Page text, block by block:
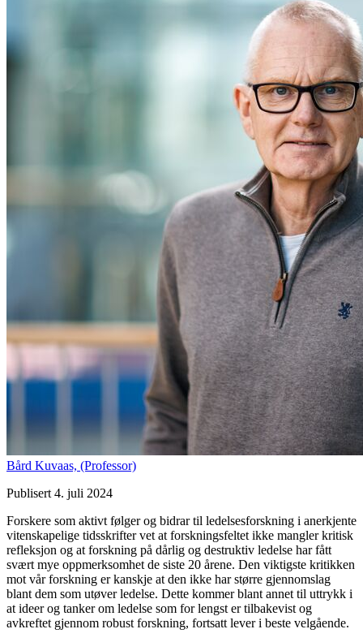
Bård Kuvaas, (Professor)
Publisert 4. juli 2024
Forskere som aktivt følger og bidrar til ledelsesforskning i anerkjente
vitenskapelige tidsskrifter vet at forskningsfeltet ikke mangler kritisk
refleksjon og at forskning på dårlig og destruktiv ledelse har fått
svært mye oppmerksomhet de siste 20 årene. Den viktigste kritikken
mot vår forskning er kanskje at den ikke har større gjennomslag
blant dem som utøver ledelse. Dette kommer blant annet til uttrykk i
at ideer og tanker om ledelse som for lengst er tilbakevist og
avkreftet gjennom robust forskning, fortsatt lever i beste velgående.